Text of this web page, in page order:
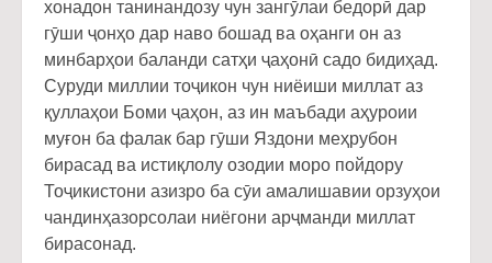
хонадон танинандозу чун зангӯлаи бедорӣ дар
гӯши ҷонҳо дар наво бошад ва оҳанги он аз
минбарҳои баланди сатҳи ҷаҳонӣ садо бидиҳад.
Суруди миллии тоҷикон чун ниёиши миллат аз
қуллаҳои Боми ҷаҳон, аз ин маъбади аҳуроии
муғон ба фалак бар гӯши Яздони меҳрубон
бирасад ва истиқлолу озодии моро пойдору
Тоҷикистони азизро ба сӯи амалишавии орзуҳои
чандинҳазорсолаи ниёгони арҷманди миллат
бирасонад.